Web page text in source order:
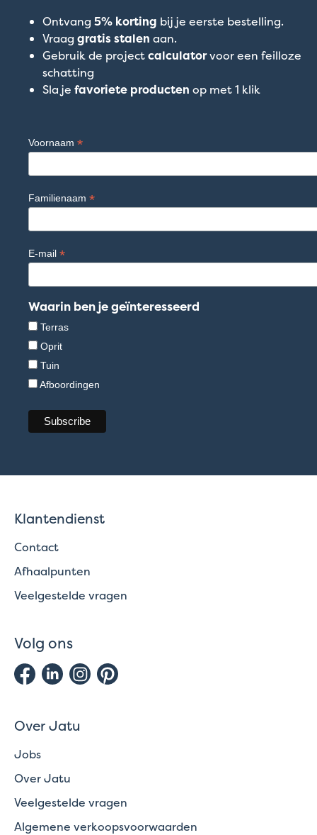
Ontvang 5% korting bij je eerste bestelling.
Vraag gratis stalen aan.
Gebruik de projectcalculatorvoor een feilloze
schatting
Sla je favoriete producten op met 1 klik
Voornaam *
Familienaam *
E-mail *
Waarin ben je geïnteresseerd
Terras
Oprit
Tuin
Afboordingen
Klantendienst
Contact
Afhaalpunten
Veelgestelde vragen
Volg ons
Over Jatu
Jobs
Over Jatu
Veelgestelde vragen
Algemene verkoopsvoorwaarden